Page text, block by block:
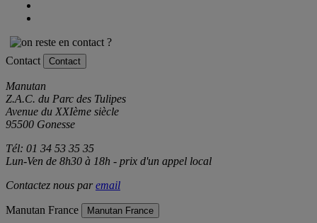
Manutan
Z.A.C. du Parc des Tulipes
Avenue du XXIème siècle
Tél: 01 34 53 35 35